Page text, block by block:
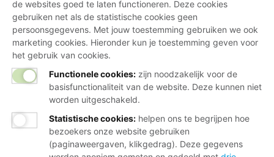
de websites goed te laten functioneren. Deze cookies
gebruiken net als de statistische cookies geen
persoonsgegevens. Met jouw toestemming gebruiken we ook
marketing cookies. Hieronder kun je toestemming geven voor
het gebruik van cookies.
Functionele cookies: zijn noodzakelijk voor de
basisfunctionaliteit van de website. Deze kunnen niet
worden uitgeschakeld.
Statistische cookies: helpen ons te begrijpen hoe
bezoekers onze website gebruiken
(paginaweergaven, klikgedrag). Deze gegevens